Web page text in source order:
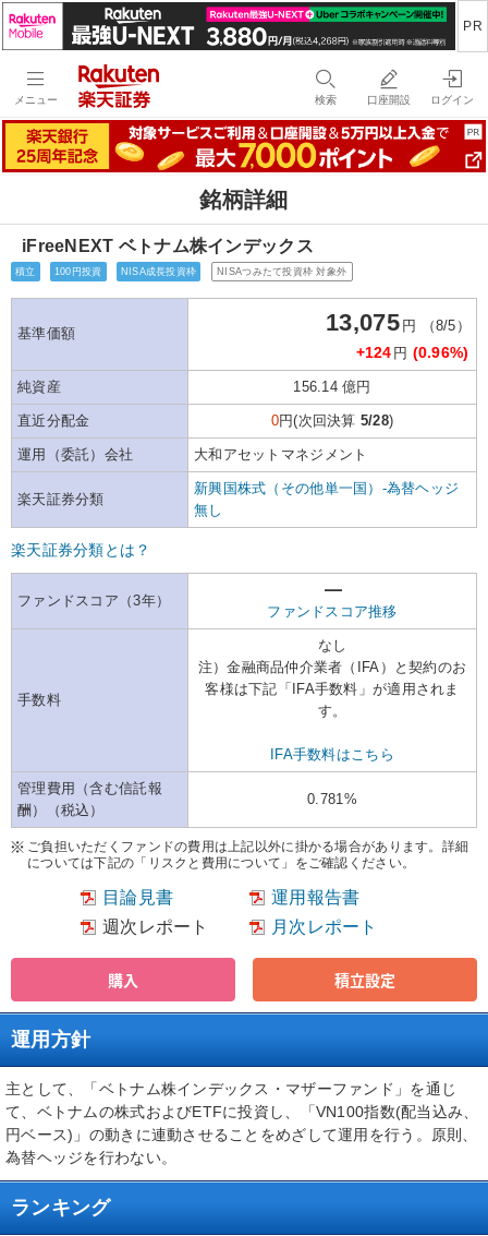
メニュー 検索 口座開設 ログイン
銘柄詳細
iFreeNEXT ベトナム株インデックス
積立 100円投資 NISA成長投資枠 NISAつみたて投資枠 対象外
基準価額 13,075 円 （8/5）
+124 円 (0.96%)
純資産 156.14 億円
直近分配金 0円(次回決算 5/28)
運用（委託）会社 大和アセットマネジメント
楽天証券分類
新興国株式（その他単一国）-為替ヘッジ
無し
楽天証券分類とは？
ファンドスコア（3年）
ファンドスコア推移
手数料
なし
注）金融商品仲介業者（IFA）と契約のお
客様は下記「IFA手数料」が適用されま
す。
IFA手数料はこちら
管理費用（含む信託報
酬）（税込）
0.781%
ご負担いただくファンドの費用は上記以外に掛かる場合があります。詳細
については下記の「リスクと費用について」をご確認ください。
目論見書
運用報告書
週次レポート
月次レポート
購入 積立設定
運用方針
主として、「ベトナム株インデックス・マザーファンド」を通じ
て、ベトナムの株式およびETFに投資し、「VN100指数(配当込み、
円ベース)」の動きに連動させることをめざして運用を行う。原則、
為替ヘッジを行わない。
ランキング